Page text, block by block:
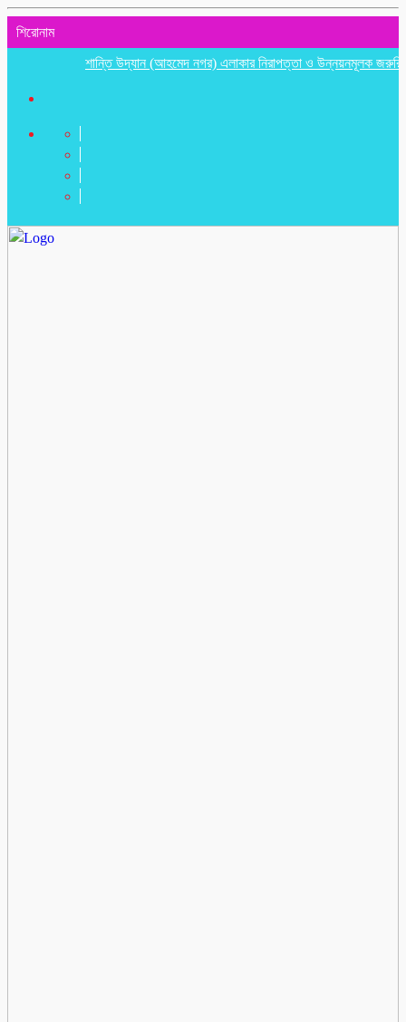
শিরোনাম
শান্তি উদ্যান (আহমেদ নগর) এলাকার নিরাপত্তা ও উন্নয়নমূলক জরুরি সভা